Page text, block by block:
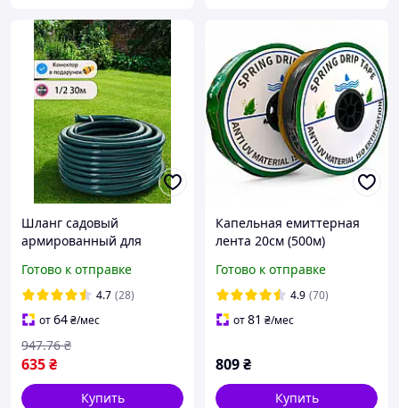
Шланг садовый
армированный для
LOTUS 1/2 30 метров
поливочный шланг
Готово к отправке
4.7 (28)
от64₴/мес
635₴
947.76 ₴
Купить
Капельная емиттерная
лента 20см (500м)
капельный полив
Готово к отправке
4.9 (70)
от81 ₴/мес
809₴
Купить